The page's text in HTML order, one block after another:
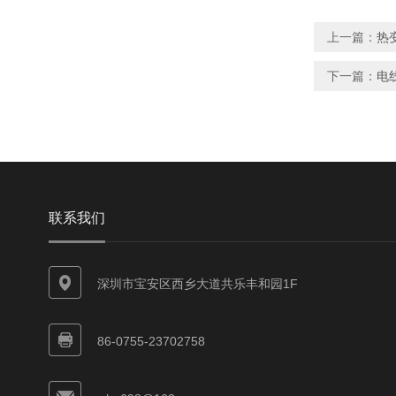
上一篇： 热
下一篇： 电
联系我们
深圳市宝安区西乡大道共乐丰和园1F
86-0755-23702758